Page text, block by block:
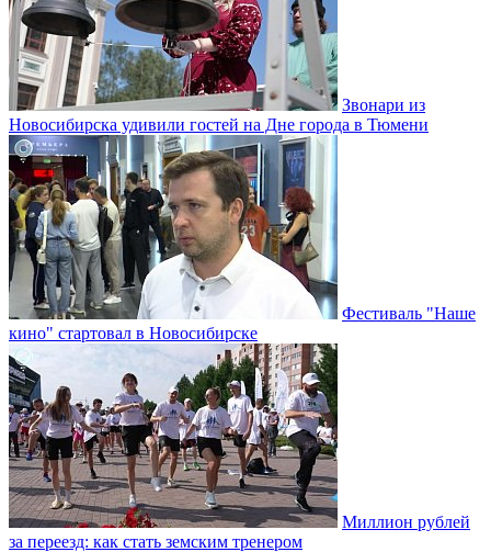
Звонари из
Новосибирска удивили гостей на Дне города в Тюмени
Фестиваль "Наше
кино" стартовал в Новосибирске
Миллион рублей
за переезд: как стать земским тренером